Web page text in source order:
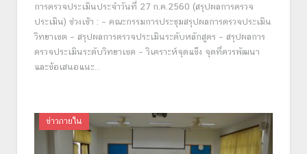
การตรวจประเมินประจำวันที่ 27 ก.ค.2560 (สรุปผลการตรวจ
ประเมิน) ช่วงเช้า : – คณะกรรมการประชุมสรุปผลการตรวจประเมิน
วิทยาเขต – สรุปผลการตรวจประเมินระดับหลักสูตร – สรุปผลการ
ตรวจประเมินระดับวิทยาเขต – วิเคราะห์จุดแข็ง จุดที่ควรพัฒนา
และข้อเสนอแนะ…
ข่าวภายใน